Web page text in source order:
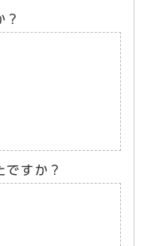
？
ですか？